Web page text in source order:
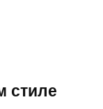
стиле